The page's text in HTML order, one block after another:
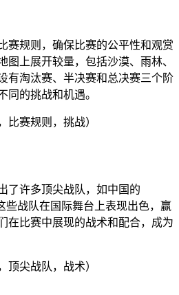
赛规则，确保比赛的公平性和观赏
图上展开较量，包括沙漠、雨林、
有淘汰赛、半决赛和总决赛三个阶
同的挑战和机遇。
比赛规则，挑战）
了许多顶尖战队，如中国的
些战队在国际舞台上表现出色，赢
在比赛中展现的战术和配合，成为
顶尖战队，战术）